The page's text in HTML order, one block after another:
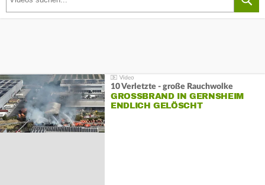
10 Verletzte - große Rauchwolke
GROSSBRAND IN GERNSHEIM E
NDLICH GELÖSCHT